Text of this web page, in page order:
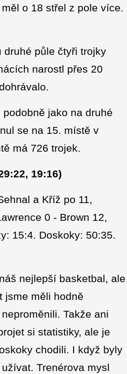
o 18 střel z pole více.
druhé půle čtyři trojky
narostl přes 20
jako na druhé
se na 15. místě v
má 726 trojek.
19:16)
a Kříž po 11,
0 - Brown 12,
15:4. Doskoky: 50:35.
nejlepší basketbal, ale
jsme měli hodně
Takže ani
si statistiky, ale je
chodili. I když byly
Trenérova mysl